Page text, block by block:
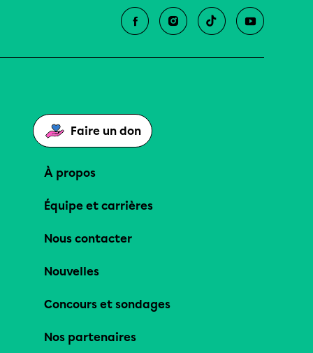
Faire un don
À propos
Équipe et carrières
Nous contacter
Nouvelles
Concours et sondages
Nos partenaires